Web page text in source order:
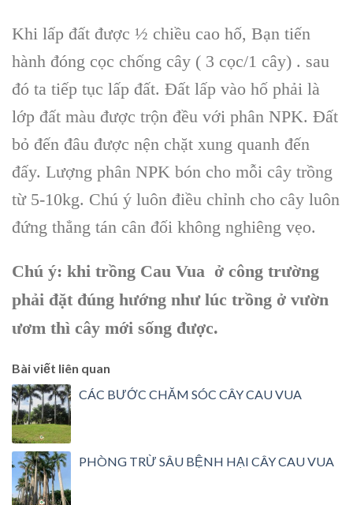
Khi lấp đất được ½ chiều cao hố, Bạn tiến
hành đóng cọc chống cây ( 3 cọc/1 cây) . sau
đó ta tiếp tục lấp đất. Đất lấp vào hố phải là
lớp đất màu được trộn đều với phân NPK. Đất
bỏ đến đâu được nện chặt xung quanh đến
đấy. Lượng phân NPK bón cho mỗi cây trồng
từ 5-10kg. Chú ý luôn điều chỉnh cho cây luôn
đứng thẳng tán cân đối không nghiêng vẹo.
Chú ý: khi trồng Cau Vua ở công trường
phải đặt đúng hướng như lúc trồng ở vườn
ươm thì cây mới sống được.
Bài viết liên quan
CÁC BƯỚC CHĂM SÓC CÂY CAU VUA
PHÒNG TRỪ SÂU BỆNH HẠI CÂY CAU VUA